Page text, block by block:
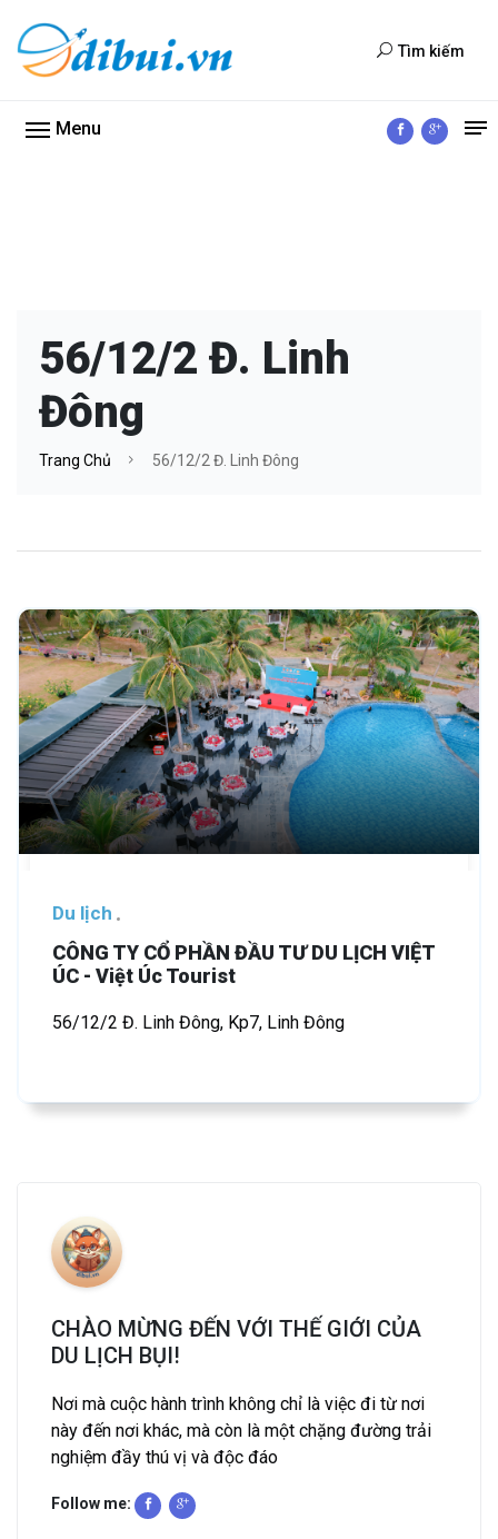
Tìm kiếm
Menu
56/12/2 Đ. Linh
Đông
Trang Chủ 56/12/2 Đ. Linh Đông
Du lịch
CÔNG TY CỔ PHẦN ĐẦU TƯ DU LỊCH VIỆT
ÚC - Việt Úc Tourist
56/12/2 Đ. Linh Đông, Kp7, Linh Đông
CHÀO MỪNG ĐẾN VỚI THẾ GIỚI CỦA
DU LỊCH BỤI!
Nơi mà cuộc hành trình không chỉ là việc đi từ nơi
này đến nơi khác, mà còn là một chặng đường trải
nghiệm đầy thú vị và độc đáo
Follow me: